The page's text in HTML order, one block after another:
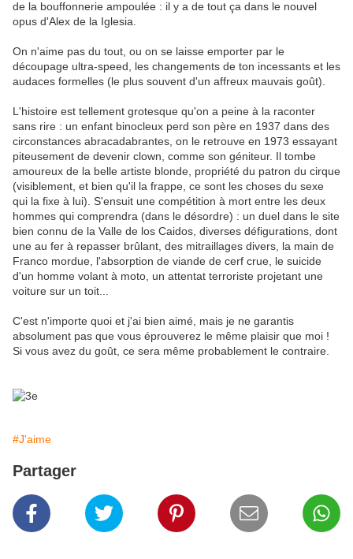
de la bouffonnerie ampoulée : il y a de tout ça dans le nouvel
opus d'Alex de la Iglesia.
On n'aime pas du tout, ou on se laisse emporter par le
découpage ultra-speed, les changements de ton incessants et les
audaces formelles (le plus souvent d'un affreux mauvais goût).
L'histoire est tellement grotesque qu'on a peine à la raconter
sans rire : un enfant binocleux perd son père en 1937 dans des
circonstances abracadabrantes, on le retrouve en 1973 essayant
piteusement de devenir clown, comme son géniteur. Il tombe
amoureux de la belle artiste blonde, propriété du patron du cirque
(visiblement, et bien qu'il la frappe, ce sont les choses du sexe
qui la fixe à lui). S'ensuit une compétition à mort entre les deux
hommes qui comprendra (dans le désordre) : un duel dans le site
bien connu de la Valle de los Caidos, diverses défigurations, dont
une au fer à repasser brûlant, des mitraillages divers, la main de
Franco mordue, l'absorption de viande de cerf crue, le suicide
d'un homme volant à moto, un attentat terroriste projetant une
voiture sur un toit...
C'est n'importe quoi et j'ai bien aimé, mais je ne garantis
absolument pas que vous éprouverez le même plaisir que moi !
Si vous avez du goût, ce sera même probablement le contraire.
#J'aime
Partager